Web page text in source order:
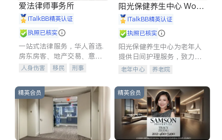
爱法律师事务所
iTalkBB精英认证
执照已核实
一站式法律服务，华人首选.
房东房客、地产交易、意外
伤害、车祸重伤、商业诉
建筑合同、刑事案件全包办
人身伤害 移民
刑事
信托/遗嘱
商业
商标注册
索赔
律师-其它
阳光保健养生中心 World
shine
iTalkBB精英认证
执照已核实
阳光保健养生中心为老年人
提供日间护理服务，致力于
通过持续的护理创新来有效
老年中心 养老院
精英会员 精英会员